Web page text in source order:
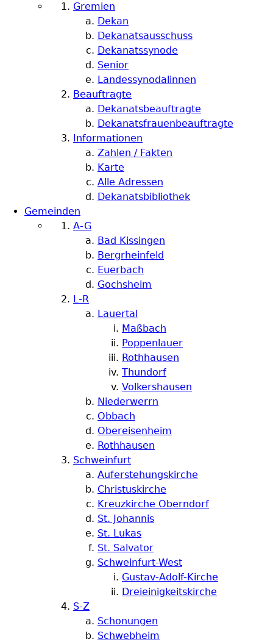
Gremien
Dekan
Dekanatsausschuss
Dekanatssynode
Senior
Landessynodalinnen
Beauftragte
Dekanatsbeauftragte
Dekanatsfrauenbeauftragte
Informationen
Zahlen / Fakten
Karte
Alle Adressen
Dekanatsbibliothek
Gemeinden
A-G
Bad Kissingen
Bergrheinfeld
Euerbach
Gochsheim
L-R
Lauertal
Maßbach
Poppenlauer
Rothhausen
Thundorf
Volkershausen
Niederwerrn
Obbach
Obereisenheim
Rothhausen
Schweinfurt
Auferstehungskirche
Christuskirche
Kreuzkirche Oberndorf
St. Johannis
St. Lukas
St. Salvator
Schweinfurt-West
Gustav-Adolf-Kirche
Dreieinigkeitskirche
S-Z
Schonungen
Schwebheim